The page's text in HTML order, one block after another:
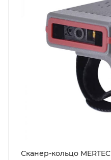
Сканер-кольцо